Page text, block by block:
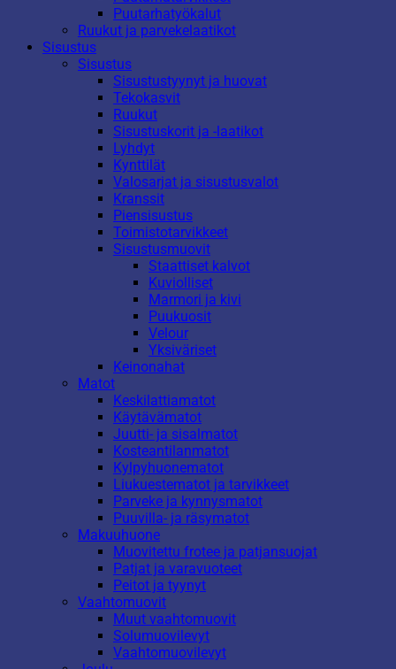
Puutarhatyökalut
Ruukut ja parvekelaatikot
Sisustus
Sisustus
Sisustustyynyt ja huovat
Tekokasvit
Ruukut
Sisustuskorit ja -laatikot
Lyhdyt
Kynttilät
Valosarjat ja sisustusvalot
Kranssit
Piensisustus
Toimistotarvikkeet
Sisustusmuovit
Staattiset kalvot
Kuviolliset
Marmori ja kivi
Puukuosit
Velour
Yksiväriset
Keinonahat
Matot
Keskilattiamatot
Käytävämatot
Juutti- ja sisalmatot
Kosteantilanmatot
Kylpyhuonematot
Liukuestematot ja tarvikkeet
Parveke ja kynnysmatot
Puuvilla- ja räsymatot
Makuuhuone
Muovitettu frotee ja patjansuojat
Patjat ja varavuoteet
Peitot ja tyynyt
Vaahtomuovit
Muut vaahtomuovit
Solumuovilevyt
Vaahtomuovilevyt